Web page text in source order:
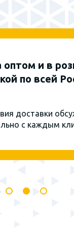
и в
по всей
доставки
с каждым